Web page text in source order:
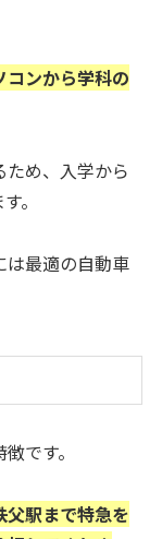
ンから学科の
め、入学から
。
は最適の自動車
です。
駅まで特急を